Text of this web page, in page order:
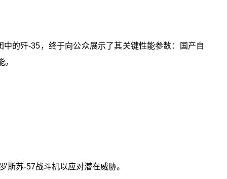
的歼-35，终于向公众展示了其关键性能参数：国产自
斯苏-57战斗机以应对潜在威胁。